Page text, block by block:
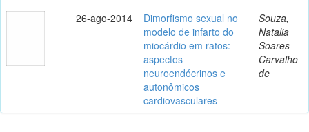
26-ago-2014
Dimorfismo sexual no
modelo de infarto do
miocárdio em ratos:
aspectos
neuroendócrinos e
autonômicos
cardiovasculares
Souza,
Natalia
Soares
Carvalho
de